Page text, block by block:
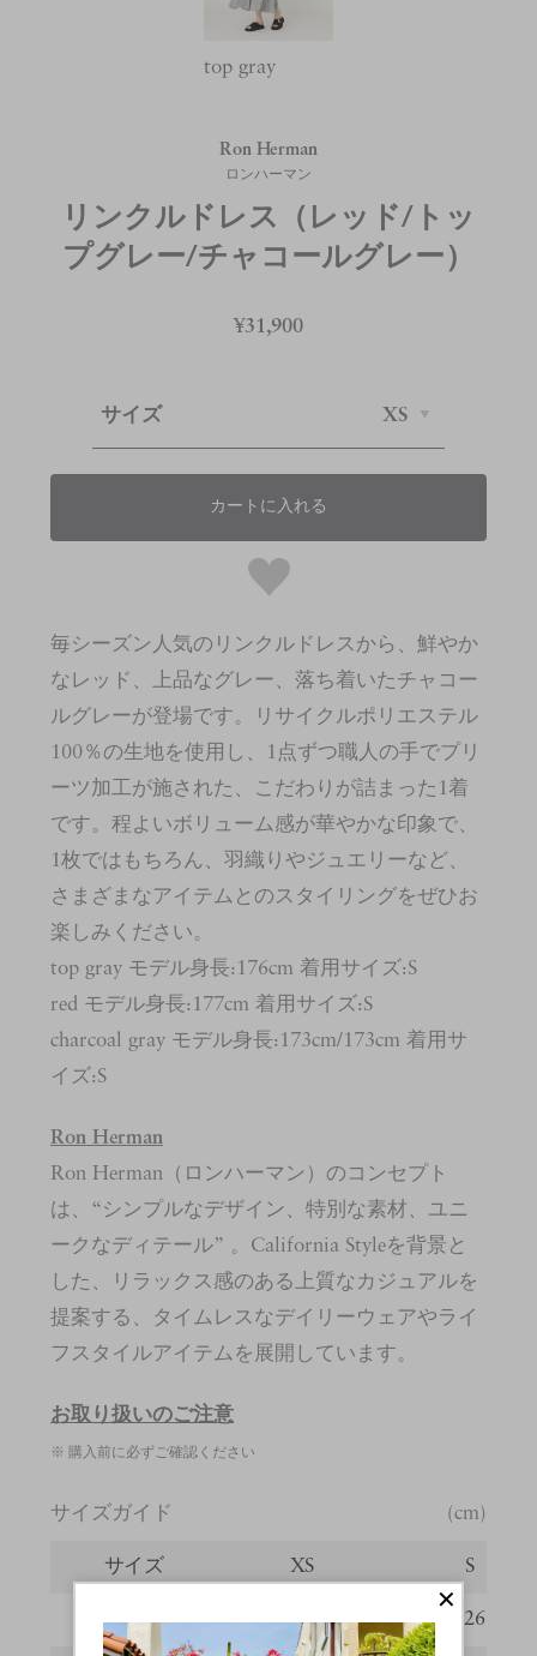
top gray
Ron Herman
ロンハーマン
リンクルドレス（レッド/トッ
プグレー/チャコールグレー）
¥31,900
サイズ XS
カートに入れる
毎シーズン人気のリンクルドレスから、鮮やか
なレッド、上品なグレー、落ち着いたチャコー
ルグレーが登場です。リサイクルポリエステル
100％の生地を使用し、1点ずつ職人の手でプリ
ーツ加工が施された、こだわりが詰まった1着
です。程よいボリューム感が華やかな印象で、
1枚ではもちろん、羽織りやジュエリーなど、
さまざまなアイテムとのスタイリングをぜひお
楽しみください。
top gray モデル身長:176cm 着用サイズ:S
red モデル身長:177cm 着用サイズ:S
charcoal gray モデル身長:173cm/173cm 着用サ
イズ:S
Ron Herman
Ron Herman（ロンハーマン）のコンセプト
は、“シンプルなデザイン、特別な素材、ユニ
ークなディテール” 。California Styleを背景と
した、リラックス感のある上質なカジュアルを
提案する、タイムレスなデイリーウェアやライ
フスタイルアイテムを展開しています。
お取り扱いのご注意
※ 購入前に必ずご確認ください
サイズガイド (cm)
サイズ XS S
着丈 124 126